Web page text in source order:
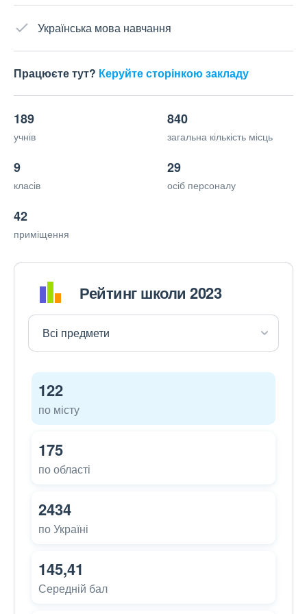
Українська мова навчання
Працюєте тут? Керуйте сторінкою закладу
189
учнів
840
загальна кількість місць
9
класів
29
осіб персоналу
42
приміщення
Рейтинг школи 2023
122
по місту
175
по області
2434
по Україні
145,41
Середній бал